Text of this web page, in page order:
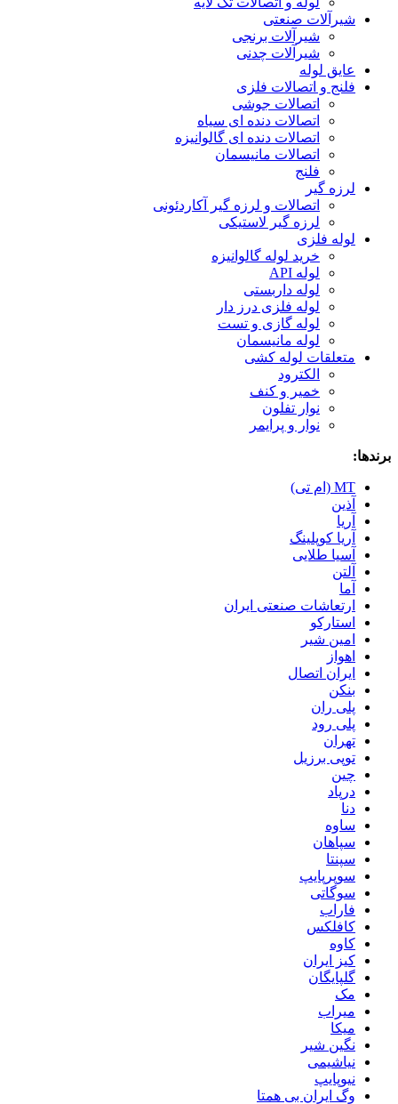
شیرآلات صنعتی
شیرآلات برنجی
شیرآلات چدنی
عایق لوله
فلنج و اتصالات فلزی
اتصالات جوشی
اتصالات دنده ای سیاه
اتصالات دنده ای گالوانیزه
اتصالات مانیسمان
فلنج
لرزه گیر
اتصالات و لرزه گیر آکاردئونی
لرزه گیر لاستیکی
لوله فلزی
خرید لوله گالوانیزه
لوله API
لوله داربستی
لوله فلزی درز دار
لوله گازی و تست
لوله مانیسمان
متعلقات لوله کشی
الکترود
خمیر و کنف
نوار تفلون
نوار و پرایمر
برندها:
MT (ام تی)
آذین
آریا
آریا کوپلینگ
آسیا طلایی
آلتن
آما
ارتعاشات صنعتی ایران
استارکو
امین شیر
اهواز
ایران اتصال
بنکن
پلی ران
پلی رود
تهران
توپی برزیل
چین
درپاد
دنا
ساوه
سپاهان
سپنتا
سوپرپایپ
سوگاتی
فاراب
کافلکس
کاوه
کیز ایران
گلپایگان
مک
میراب
میکا
نگین شیر
نیاشیمی
نیوپایپ
وگ ایران بی همتا